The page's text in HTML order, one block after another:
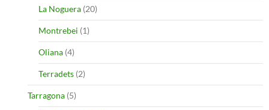
La Noguera (20)
Montrebei (1)
Oliana (4)
Terradets (2)
Tarragona (5)